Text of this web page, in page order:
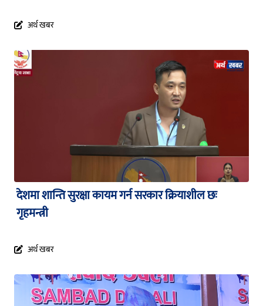
अर्थ खबर
देशमा शान्ति सुरक्षा कायम गर्न सरकार क्रियाशील छः
गृहमन्त्री
अर्थ खबर